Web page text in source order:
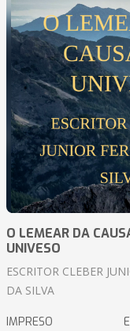
O LEMEAR DA
UNIVESO
ESCRITOR CLEBER
DA SILVA
IMPRESO